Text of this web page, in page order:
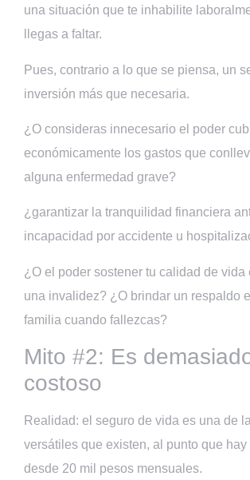
una situación que te inhabilite
llegas a faltar.
Pues, contrario a lo que se piensa, un
inversión más que necesaria.
¿O consideras innecesario el poder
económicamente los gastos que
alguna enfermedad grave?
¿garantizar la tranquilidad financiera
incapacidad por accidente u
¿O el poder sostener tu calidad de vida
una invalidez? ¿O brindar un respaldo
familia cuando fallezcas?
Mito #2: Es
costoso
Realidad: el seguro de vida es una de
versátiles que existen, al punto que
desde 20 mil pesos mensuales.